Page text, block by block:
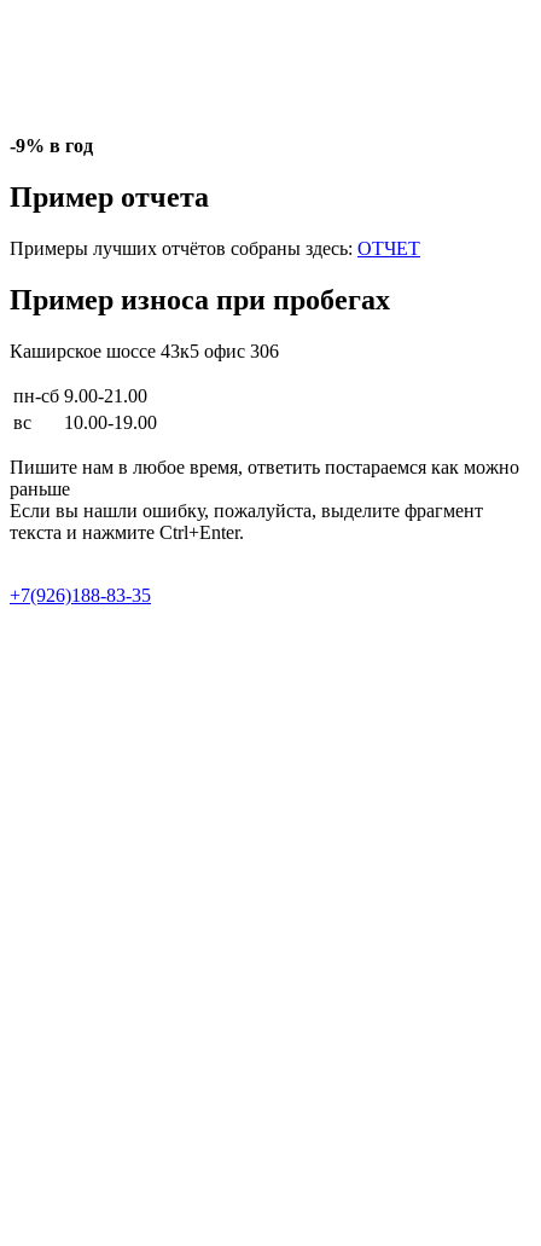
-9% в год
Пример отчета
Примеры лучших отчётов собраны здесь: ОТЧЕТ
Пример износа при пробегах
Каширское шоссе 43к5 офис 306
пн-сб 9.00-21.00
вс
10.00-19.00
Пишите нам в любое время, ответить постараемся как можно
раньше
Если вы нашли ошибку, пожалуйста, выделите фрагмент
текста и нажмите Ctrl+Enter.
+7(926)188-83-35